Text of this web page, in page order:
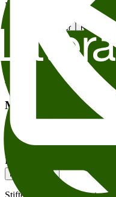
Nedjma Litteraturhuset Med
Legg til i kalender Kopier
Andre anbefalte
Meld deg på vårt
Meld deg på vårt ukentlige
arrangementer i innboksen
Epost-adresse
Meld meg på
Stiftelsen Litteraturhuset